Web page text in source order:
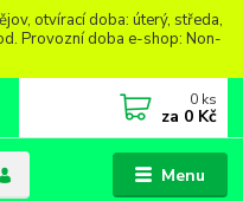
otvírací doba: úterý, středa,
Provozní doba e-shop: Non-
Menu
0 ks
za 0 Kč